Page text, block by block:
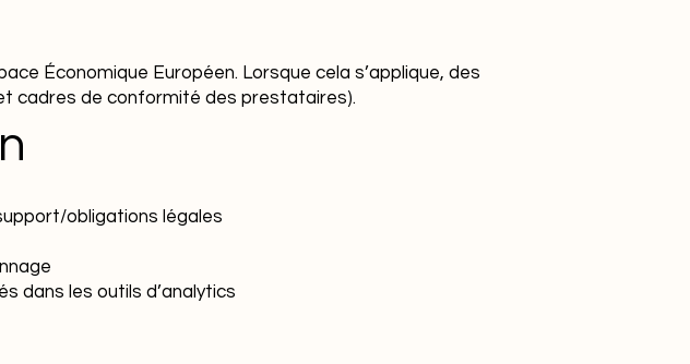
Économique Européen. Lorsque cela s’applique, des
cadres de conformité des prestataires).
obligations légales
dans les outils d’analytics